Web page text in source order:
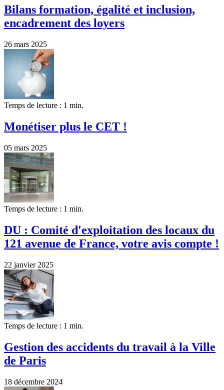
Bilans formation, égalité et inclusion,
encadrement des loyers
26 mars 2025
Temps de lecture : 1 min.
Monétiser plus le CET !
05 mars 2025
Temps de lecture : 1 min.
DU : Comité d'exploitation des locaux du
121 avenue de France, votre avis compte !
22 janvier 2025
Temps de lecture : 1 min.
Gestion des accidents du travail à la Ville
de Paris
18 décembre 2024